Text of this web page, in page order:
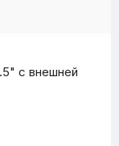
с внешней